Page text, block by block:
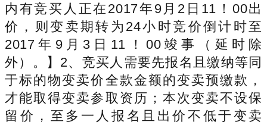
内有竞买人正在2017年9月2日11！00出
价，则变卖期转为24小时竞价倒计时至
2017年9月3日11！00竣事（延时除
外）。】2、竞买人需要先报名且缴纳等同
于标的物变卖价全款金额的变卖预缴款，
才能取得变卖参取资历；本次变卖不设保
留价，至多一人报名且出价不低于变卖